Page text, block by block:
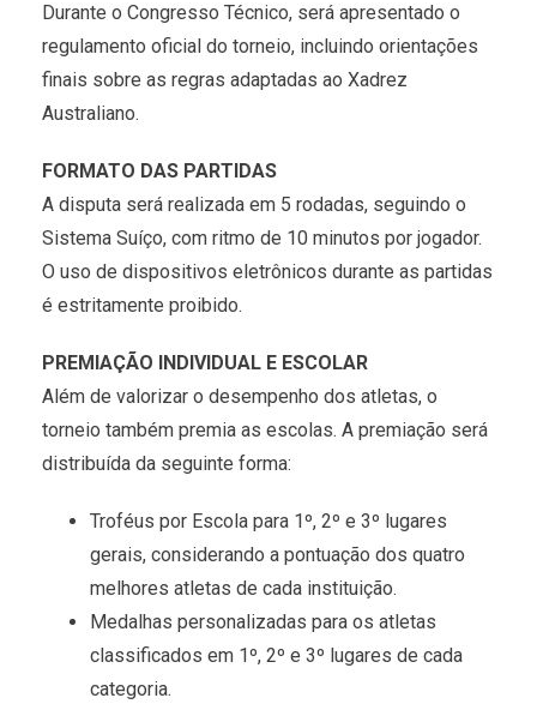
Durante o Congresso Técnico, será apresentado o
regulamento oficial do torneio, incluindo orientações
finais sobre as regras adaptadas ao Xadrez
Australiano.
FORMATO DAS PARTIDAS
A disputa será realizada em 5 rodadas, seguindo o
Sistema Suíço, com ritmo de 10 minutos por jogador.
O uso de dispositivos eletrônicos durante as partidas
é estritamente proibido.
PREMIAÇÃO INDIVIDUAL E ESCOLAR
Além de valorizar o desempenho dos atletas, o
torneio também premia as escolas. A premiação será
distribuída da seguinte forma:
Troféus por Escola para 1º, 2º e 3º lugares
gerais, considerando a pontuação dos quatro
melhores atletas de cada instituição.
Medalhas personalizadas para os atletas
classificados em 1º, 2º e 3º lugares de cada
categoria.